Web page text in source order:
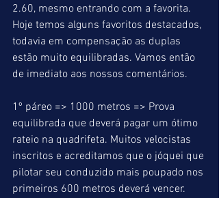
2.60, mesmo entrando com a favorita.
Hoje temos alguns favoritos destacados,
todavia em compensação as duplas
estão muito equilibradas. Vamos então
de imediato aos nossos comentários.
1º páreo => 1000 metros => Prova
equilibrada que deverá pagar um ótimo
rateio na quadrifeta. Muitos velocistas
inscritos e acreditamos que o jóquei que
pilotar seu conduzido mais poupado nos
primeiros 600 metros deverá vencer.